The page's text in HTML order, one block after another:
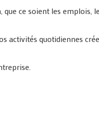
ce soient les emplois,
activités quotidiennes